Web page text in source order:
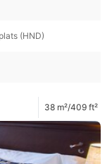
(HND)
38 m²/409 ft²